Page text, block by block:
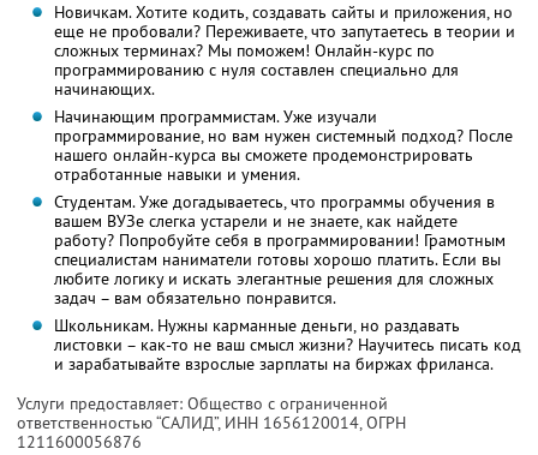
Новичкам. Хотите кодить, создавать сайты и приложения, но
еще не пробовали? Переживаете, что запутаетесь в теории и
сложных терминах? Мы поможем! Онлайн-курс по
программированию с нуля составлен специально для
начинающих.
Начинающим программистам. Уже изучали
программирование, но вам нужен системный подход? После
нашего онлайн-курса вы сможете продемонстрировать
отработанные навыки и умения.
Студентам. Уже догадываетесь, что программы обучения в
вашем ВУЗе слегка устарели и не знаете, как найдете
работу? Попробуйте себя в программировании! Грамотным
специалистам наниматели готовы хорошо платить. Если вы
любите логику и искать элегантные решения для сложных
задач – вам обязательно понравится.
Школьникам. Нужны карманные деньги, но раздавать
листовки – как-то не ваш смысл жизни? Научитесь писать код
и зарабатывайте взрослые зарплаты на биржах фриланса.
Услуги предоставляет: Общество с ограниченной
ответственностью “САЛИД”, ИНН 1656120014, ОГРН
1211600056876